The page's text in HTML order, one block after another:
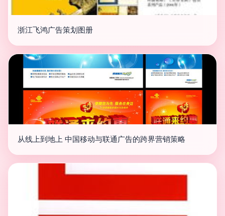
浙江飞鸿广告策划图册
从线上到地上 中国移动与联通广告的跨界营销策略